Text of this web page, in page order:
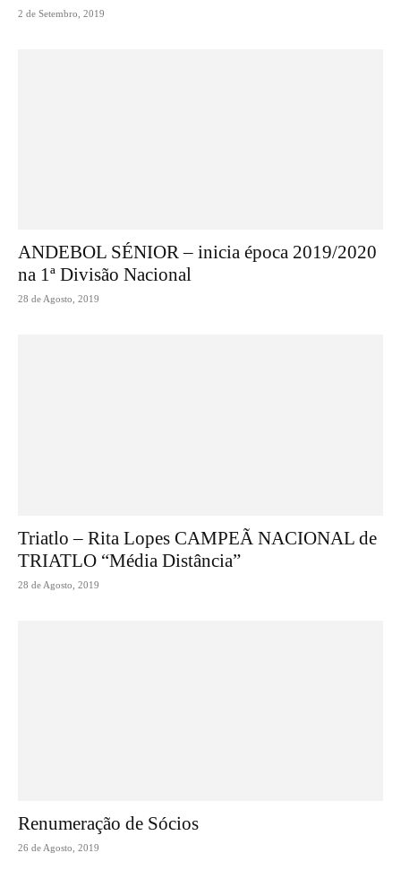
2 de Setembro, 2019
ANDEBOL SÉNIOR – inicia época 2019/2020
na 1ª Divisão Nacional
28 de Agosto, 2019
Triatlo – Rita Lopes CAMPEÃ NACIONAL de
TRIATLO “Média Distância”
28 de Agosto, 2019
Renumeração de Sócios
26 de Agosto, 2019